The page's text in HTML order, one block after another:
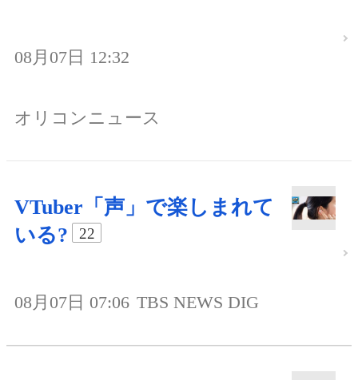
08月07日 12:32
オリコンニュース
VTuber「声」で楽しまれて
いる?
22
08月07日 07:06 TBS NEWS DIG